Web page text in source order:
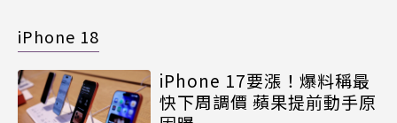
iPhone 18
iPhone 17要漲！爆料稱最
快下周調價 蘋果提前動手原